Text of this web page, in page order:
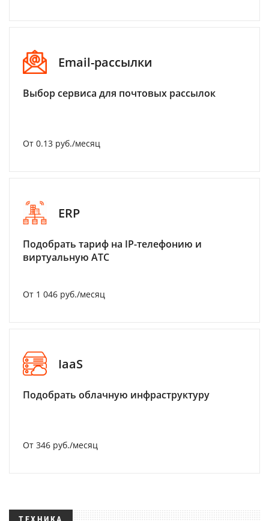
Email-рассылки
Выбор сервиса для почтовых рассылок
От 0.13 руб./месяц
ERP
Подобрать тариф на IP-телефонию и
виртуальную АТС
От 1 046 руб./месяц
IaaS
Подобрать облачную инфраструктуру
От 346 руб./месяц